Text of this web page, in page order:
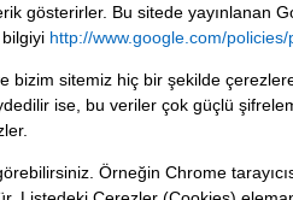
gösterirler. Bu sitede yayınlanan
bilgiyi http://www.google.com/policies/
bizim sitemiz hiç bir şekilde
ise, bu veriler çok güçlü
Örneğin Chrome